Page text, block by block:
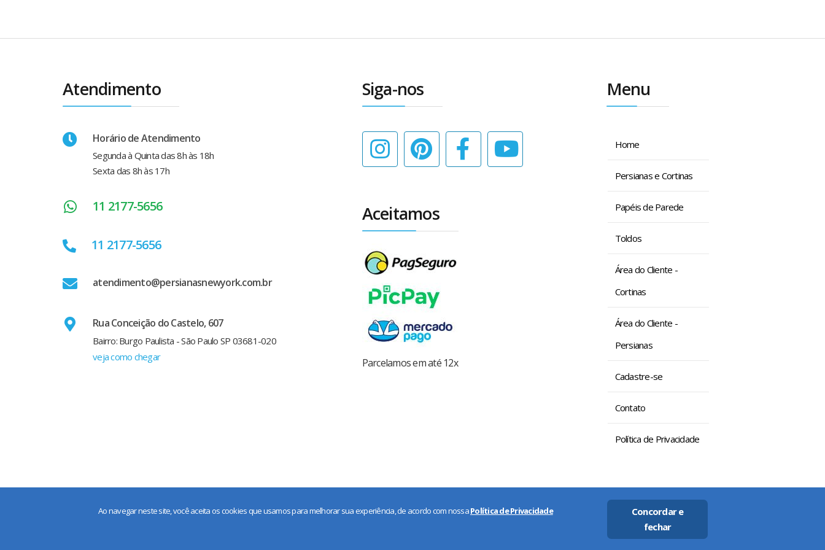
Atendimento
Horário de Atendimento
Segunda à Quinta das 8h às 18h
Sexta das 8h às 17h
11 2177-5656
11 2177-5656
atendimento@persianasnewyork.com.br
Rua Conceição do Castelo, 607
Bairro: Burgo Paulista - São Paulo SP 03681-020
veja como chegar
Siga-nos
Aceitamos
Parcelamos em até 12x
Menu
Home
Persianas e Cortinas
Papéis de Parede
Toldos
Área do Cliente -
Cortinas
Área do Cliente -
Persianas
Cadastre-se
Contato
Política de Privacidade
Ao navegar neste site, você aceita os cookies que usamos para melhorar sua experiência, de acordo com nossaPolítica de Privacidade
Concordar e
fechar